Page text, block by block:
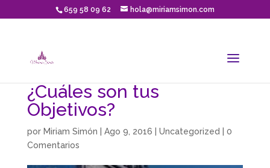
659 58 09 62 hola@miriamsimon.com
¿Cuáles son tus
Objetivos?
por Miriam Simón Ago 9, 2016 Uncategorized
0
Comentarios